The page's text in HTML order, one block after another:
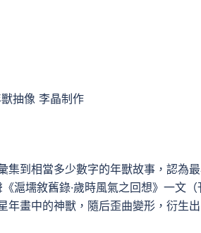
抽像 李晶制作
集到相當多少數字的年獸故事，認為
滬壖敘舊錄·歲時風氣之回想》一文
畫中的神獸，隨后歪曲變形，衍生出